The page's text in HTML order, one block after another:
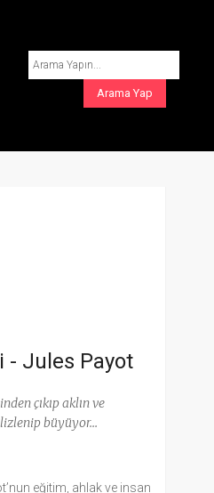
- Jules Payot
çıkıp aklın ve
büyüyor…
eğitim, ahlak ve insan